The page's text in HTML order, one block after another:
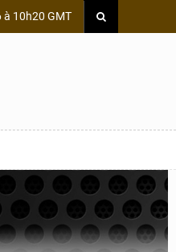
à 10h20 GMT